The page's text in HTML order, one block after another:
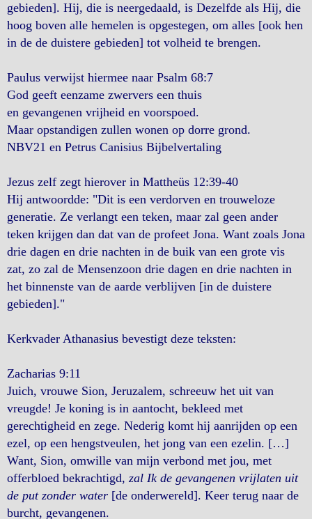
gebieden]. Hij, die is neergedaald, is Dezelfde als Hij, die
hoog boven alle hemelen is opgestegen, om alles [ook hen
in de de duistere gebieden] tot volheid te brengen.
Paulus verwijst hiermee naar Psalm 68:7
God geeft eenzame zwervers een thuis
en gevangenen vrijheid en voorspoed.
Maar opstandigen zullen wonen op dorre grond.
NBV21 en Petrus Canisius Bijbelvertaling
Jezus zelf zegt hierover in Mattheüs 12:39-40
Hij antwoordde: "Dit is een verdorven en trouweloze
generatie. Ze verlangt een teken, maar zal geen ander
teken krijgen dan dat van de profeet Jona. Want zoals Jona
drie dagen en drie nachten in de buik van een grote vis
zat, zo zal de Mensenzoon drie dagen en drie nachten in
het binnenste van de aarde verblijven [in de duistere
gebieden]."
Kerkvader Athanasius bevestigt deze teksten:
Zacharias 9:11
Juich, vrouwe Sion, Jeruzalem, schreeuw het uit van
vreugde! Je koning is in aantocht, bekleed met
gerechtigheid en zege. Nederig komt hij aanrijden op een
ezel, op een hengstveulen, het jong van een ezelin. […]
Want, Sion, omwille van mijn verbond met jou, met
offerbloed bekrachtigd, zal Ik de gevangenen vrijlaten uit
de put zonder water [de onderwereld]. Keer terug naar de
burcht, gevangenen.